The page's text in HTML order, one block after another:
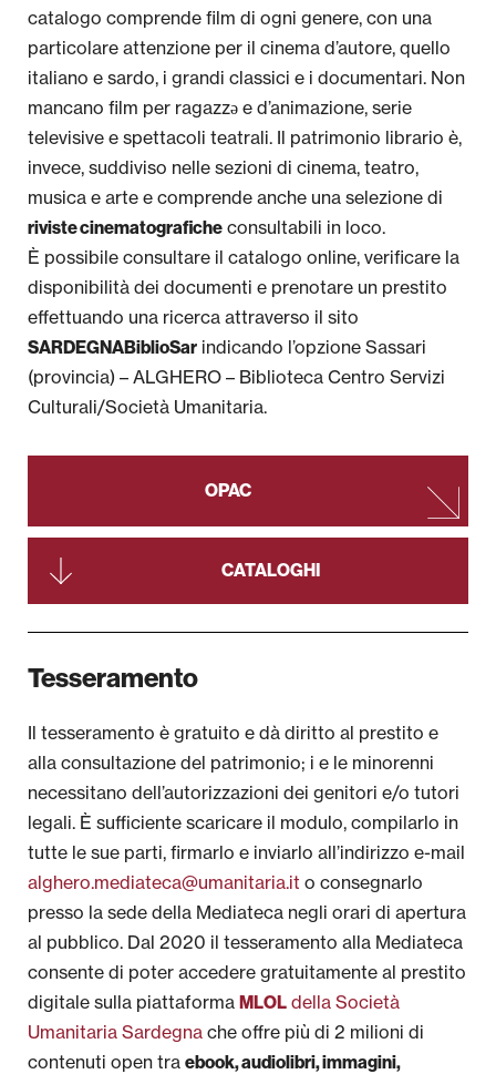
catalogo comprende film di ogni genere, con una
particolare attenzione per il cinema d’autore, quello
italiano e sardo, i grandi classici e i documentari. Non
mancano film per ragazzə e d’animazione, serie
televisive e spettacoli teatrali. Il patrimonio librario è,
invece, suddiviso nelle sezioni di cinema, teatro,
musica e arte e comprende anche una selezione di
riviste cinematografiche consultabili in loco.
È possibile consultare il catalogo online, verificare la
disponibilità dei documenti e prenotare un prestito
effettuando una ricerca attraverso il sito
SARDEGNABiblioSar indicando l’opzione Sassari
(provincia) – ALGHERO – Biblioteca Centro Servizi
Culturali/Società Umanitaria.
OPAC
CATALOGHI
Tesseramento
Il tesseramento è gratuito e dà diritto al prestito e
alla consultazione del patrimonio; i e le minorenni
necessitano dell’autorizzazioni dei genitori e/o tutori
legali. È sufficiente scaricare il modulo, compilarlo in
tutte le sue parti, firmarlo e inviarlo all’indirizzo e-mail
alghero.mediateca@umanitaria.it o consegnarlo
presso la sede della Mediateca negli orari di apertura
al pubblico. Dal 2020 il tesseramento alla Mediateca
consente di poter accedere gratuitamente al prestito
digitale sulla piattaforma MLOL della Società
Umanitaria Sardegna che offre più di 2 milioni di
contenuti open tra ebook, audiolibri, immagini,